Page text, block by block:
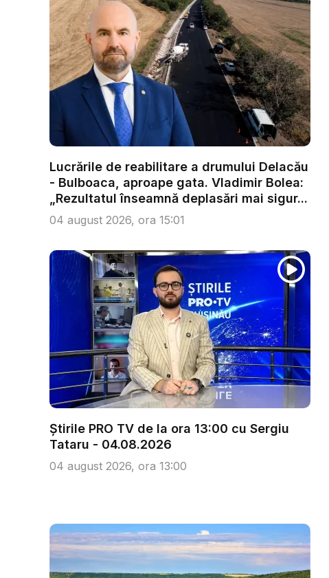
Lucrările de reabilitare a drumului Delacău
- Bulboaca, aproape gata. Vladimir Bolea:
„Rezultatul înseamnă deplasări mai sigur...
04 august 2026, ora 15:01
Știrile PRO TV de la ora 13:00 cu Sergiu
Tataru - 04.08.2026
04 august 2026, ora 13:00